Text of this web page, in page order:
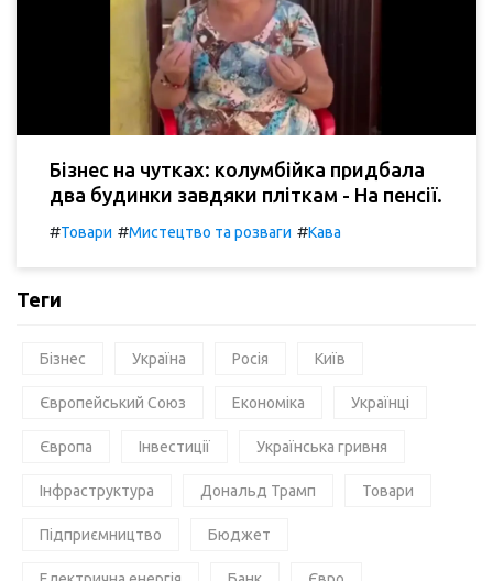
Бізнес на чутках: колумбійка придбала
два будинки завдяки пліткам - На пенсії.
#Товари #Мистецтво та розваги #Кава
Теги
Бізнес Україна Росія Київ
Європейський Союз Економіка Українці
Європа Інвестиції Українська гривня
Інфраструктура Дональд Трамп Товари
Підприємництво Бюджет